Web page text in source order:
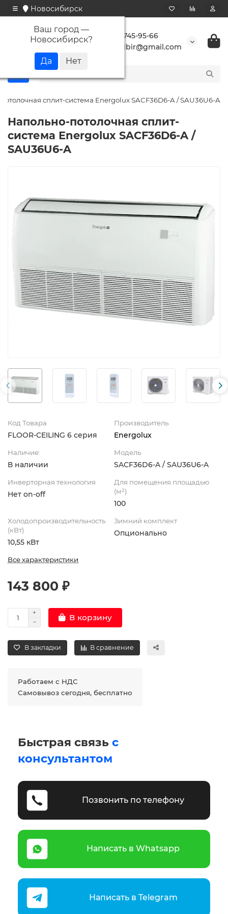
Новосибирск
Ваш город —
Новосибирск?
+7 923 745-95-66
buransibir@gmail.com
сплит-система Energolux SAСF36D6-A / SAU36U6-A
Напольно-потолочная сплит-
система Energolux SAСF36D6-A /
SAU36U6-A
Код Товара
FLOOR-CEILING 6 серия
Производитель
Energolux
Наличие:
В наличии
Модель
SAСF36D6-A / SAU36U6-A
Инверторная технология
Нет on-off
Для помещения площадью
(м²)
100
Холодопроизводительность
(кВт)
10,55 кВт
Зимний комплект
Опционально
Все характеристики
143 800 ₽
В корзину
В закладки В сравнение
Работаем с НДС
Самовывоз сегодня, бесплатно
Быстрая связь с
консультантом
Позвонить по телефону
Написать в Whatsapp
Написать в Telegram